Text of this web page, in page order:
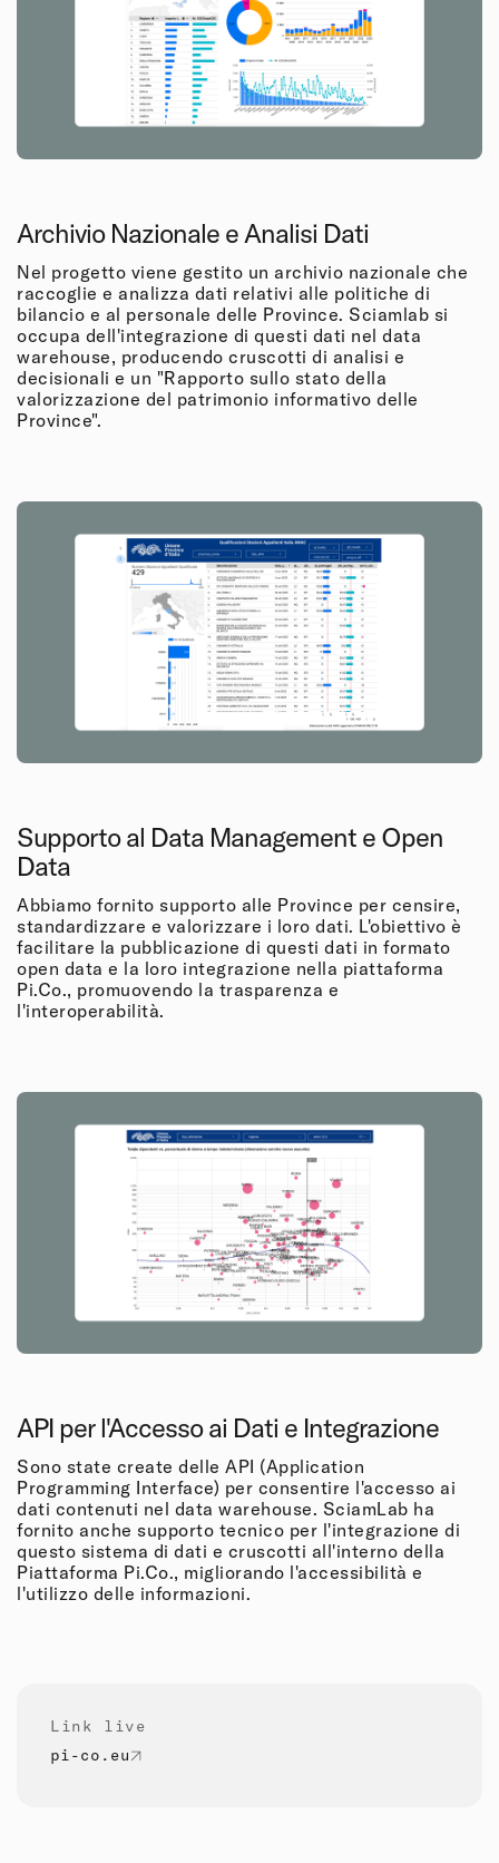
Archivio Nazionale e Analisi Dati
Nel progetto viene gestito un archivio nazionale che
raccoglie e analizza dati relativi alle politiche di
bilancio e al personale delle Province. Sciamlab si
occupa dell'integrazione di questi dati nel data
warehouse, producendo cruscotti di analisi e
decisionali e un "Rapporto sullo stato della
valorizzazione del patrimonio informativo delle
Province".
Supporto al Data Management e Open
Data
Abbiamo fornito supporto alle Province per censire,
standardizzare e valorizzare i loro dati. L'obiettivo è
facilitare la pubblicazione di questi dati in formato
open data e la loro integrazione nella piattaforma
Pi.Co., promuovendo la trasparenza e
l'interoperabilità.
API per l'Accesso ai Dati e Integrazione
Sono state create delle API (Application
Programming Interface) per consentire l'accesso ai
dati contenuti nel data warehouse. SciamLab ha
fornito anche supporto tecnico per l'integrazione di
questo sistema di dati e cruscotti all'interno della
Piattaforma Pi.Co., migliorando l'accessibilità e
l'utilizzo delle informazioni.
Link live
pi-co.eu